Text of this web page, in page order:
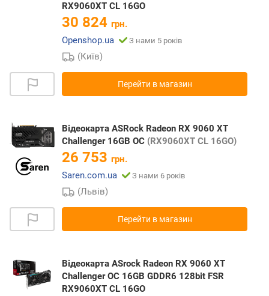
RX9060XT CL 16GO
30 824 грн.
Openshop.ua
З нами 5 років
(Київ)
Перейти в магазин
Відеокарта ASRock Radeon RX 9060 XT
Challenger 16GB OC (RX9060XT CL 16GO)
26 753 грн.
Saren.com.ua
З нами 6 років
(Львів)
Перейти в магазин
Відеокарта ASrock Radeon RX 9060 XT
Challenger OC 16GB GDDR6 128bit FSR
RX9060XT CL 16GO